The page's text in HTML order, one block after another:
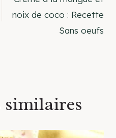
noix de coco : Recette
Sans oeufs